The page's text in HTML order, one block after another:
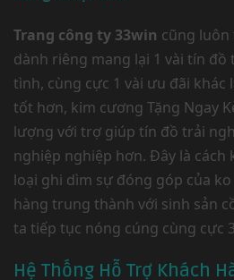
Trang công ty 33win cũng luôn
dành riêng mang lại 1 vài tín
tình, cùng cực 1 vài ưu đãi
tốt hơn, kim cương Tặng Ngay
lượng với trợ giúp tín đồ trải
nghiệp nghiệp hơn. Đây là cách
loại ghi dìm sự đóng góp của
hàng trung thành với sinh sản
ta tiếp tục nóng cúng cùng cực
Hệ Thống Hỗ Trợ Khách